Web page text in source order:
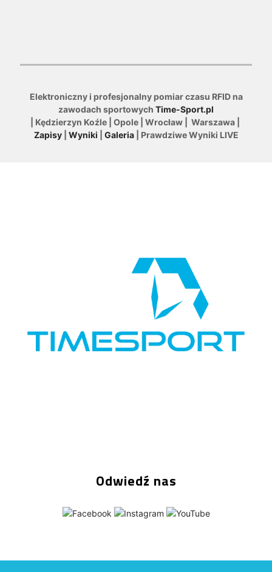
Elektroniczny i profesjonalny pomiar czasu RFID na
zawodach sportowych Time-Sport.pl
| Kędzierzyn Koźle | Opole | Wrocław | Warszawa |
Zapisy| Wyniki Galeria| Prawdziwe Wyniki LIVE
Odwiedź nas